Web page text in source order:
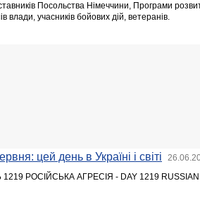
Посольства Німеччини, Програми
влади, учасників бойових дій, ветеранів.
цей день в Україні і світі
РОСІЙСЬКА АГРЕСІЯ - DAY 1219 RUSSIAN